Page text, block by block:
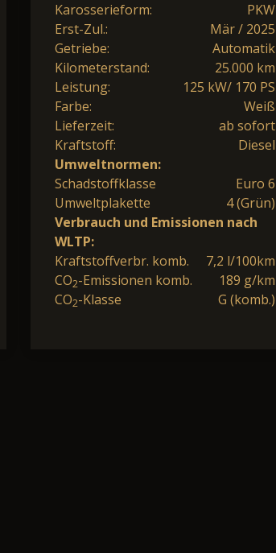
Karosserieform:
PKW
Erst-Zul.:
Mär / 2025
Getriebe:
Automatik
Kilometerstand:
25.000 km
Leistung:
125 kW/ 170 PS
Farbe:
Weiß
Lieferzeit:
ab sofort
Kraftstoff:
Diesel
Umweltnormen:
Schadstoffklasse
Euro 6
Umweltplakette
4 (Grün)
Verbrauch und Emissionen nach
WLTP:
Kraftstoffverbr. komb.
7,2 l/100km
CO2-Emissionen komb.
189 g/km
CO2-Klasse G (komb.)